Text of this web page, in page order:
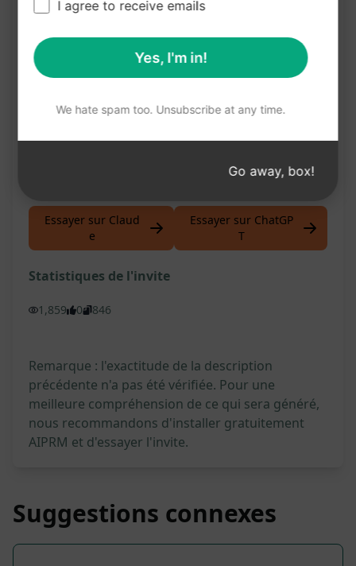
Ces fonctionnalités vous aideront à optimiser vos
processus d'approvisionnement et à obtenir les
meilleures offres de la part de vos fournisseurs.
ChatGPT" pour découvrir comment ce prompt
peut améliorer votre gestion des demandes de
Essayer sur Claud
e
Essayer sur ChatGP
T
Statistiques de l'invite
1,859 0 846
Remarque : l'exactitude de la description
précédente n'a pas été vérifiée. Pour une
meilleure compréhension de ce qui sera généré,
nous recommandons d'installer gratuitement
AIPRM et d'essayer l'invite.
Suggestions connexes
I agree to receive emails
Yes, I'm in!
We hate spam too. Unsubscribe at any time.
Go away, box!